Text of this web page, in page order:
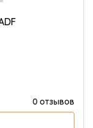
0 отзывов